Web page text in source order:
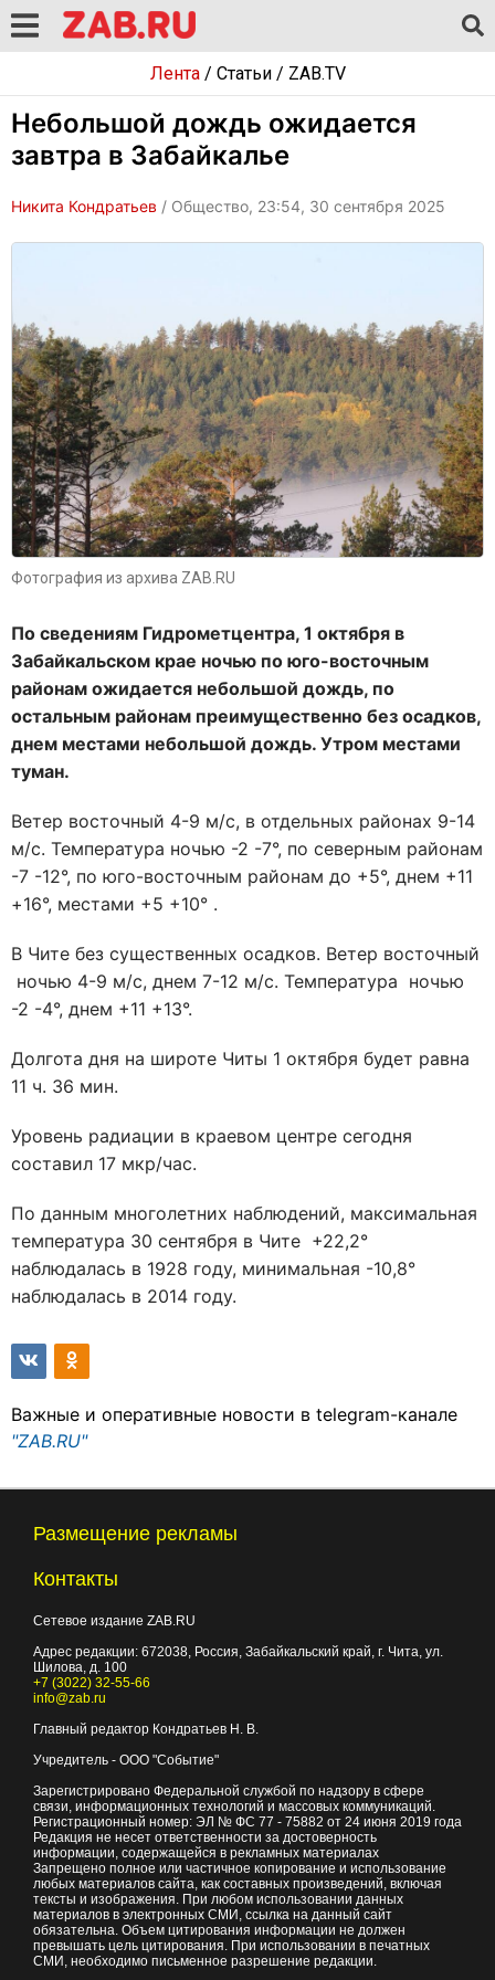
Лента/ Статьи/ ZAB.TV
Небольшой дождь ожидается
завтра в Забайкалье
Никита Кондратьев / Общество, 23:54, 30 сентября 2025
Фотография из архива ZAB.RU
По сведениям Гидрометцентра, 1 октября в
Забайкальском крае ночью по юго-восточным
районам ожидается небольшой дождь, по
остальным районам преимущественно без осадков,
днем местами небольшой дождь. Утром местами
туман.
Ветер восточный 4-9 м/с, в отдельных районах 9-14
м/с. Температура ночью -2 -7°, по северным районам
-7 -12°, по юго-восточным районам до +5°, днем +11
+16°, местами +5 +10° .
В Чите без существенных осадков. Ветер восточный
ночью 4-9 м/с, днем 7-12 м/с. Температура ночью
-2 -4°, днем +11 +13°.
Долгота дня на широте Читы 1 октября будет равна
11 ч. 36 мин.
Уровень радиации в краевом центре сегодня
составил 17 мкр/час.
По данным многолетних наблюдений, максимальная
температура 30 сентября в Чите +22,2°
наблюдалась в 1928 году, минимальная -10,8°
наблюдалась в 2014 году.
Важные и оперативные новости в telegram-канале
"ZAB.RU"
Размещение рекламы
Контакты
Сетевое издание ZAB.RU
Адрес редакции: 672038 , Россия, Забайкальский край, г. Чита ул.
Шилова, д. 100
+7 (3022) 32-55-66
info@zab.ru
Главный редактор Кондратьев Н. В.
Учредитель - ООО "Событие"
Зарегистрировано Федеральной службой по надзору в сфере
связи, информационных технологий и массовых коммуникаций.
Регистрационный номер: ЭЛ № ФС 77 - 75882 от 24 июня 2019 года
Редакция не несет ответственности за достоверность
информации, содержащейся в рекламных материалах
Запрещено полное или частичное копирование и использование
любых материалов сайта, как составных произведений, включая
тексты и изображения. При любом использовании данных
материалов в электронных СМИ, ссылка на данный сайт
обязательна. Объем цитирования информации не должен
превышать цель цитирования. При использовании в печатных
СМИ, необходимо письменное разрешение редакции.